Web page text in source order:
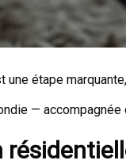
une étape
—